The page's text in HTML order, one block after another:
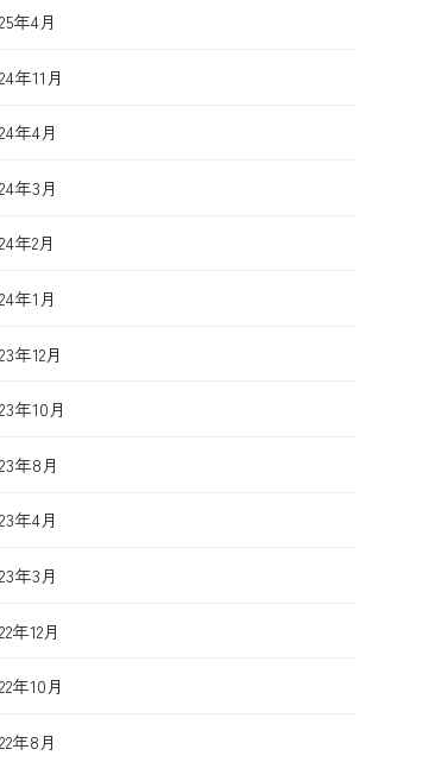
年4月
年11月
年4月
年3月
年2月
年1月
年12月
年10月
年8月
年4月
年3月
年12月
年10月
年8月